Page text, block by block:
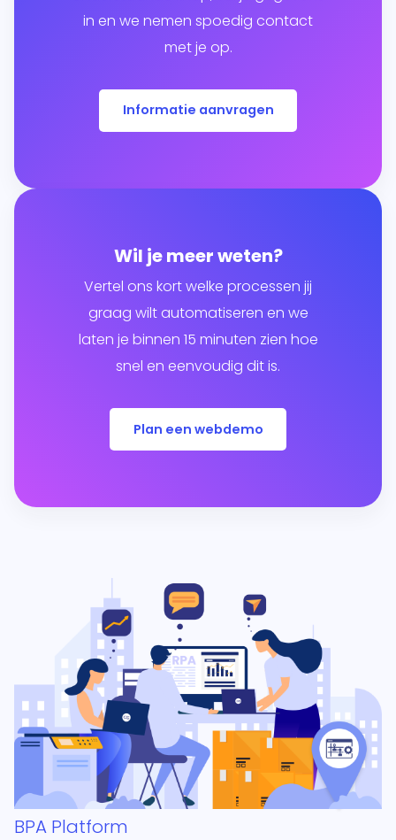
in en we nemen spoedig contact
met je op.
Informatie aanvragen
Wil je meer weten?
Vertel ons kort welke processen jij
graag wilt automatiseren en we
laten je binnen 15 minuten zien hoe
snel en eenvoudig dit is.
Plan een webdemo
BPA Platform